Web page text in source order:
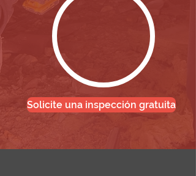
Solicite una inspección gratuita